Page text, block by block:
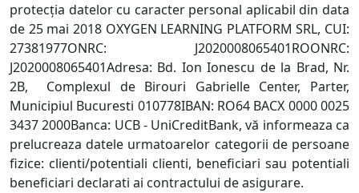
protecția datelor cu caracter personal aplicabil din data
de 25 mai 2018 OXYGEN LEARNING PLATFORM SRL, CUI:
27381977ONRC: J2020008065401ROONRC:
J2020008065401Adresa: Bd. Ion Ionescu de la Brad, Nr.
2B, Complexul de Birouri Gabrielle Center, Parter,
Municipiul Bucuresti 010778IBAN: RO64 BACX 0000 0025
3437 2000Banca: UCB - UniCreditBank, vă informeaza ca
prelucreaza datele urmatoarelor categorii de persoane
fizice: clienti/potentiali clienti, beneficiari sau potentiali
beneficiari declarati ai contractului de asigurare.